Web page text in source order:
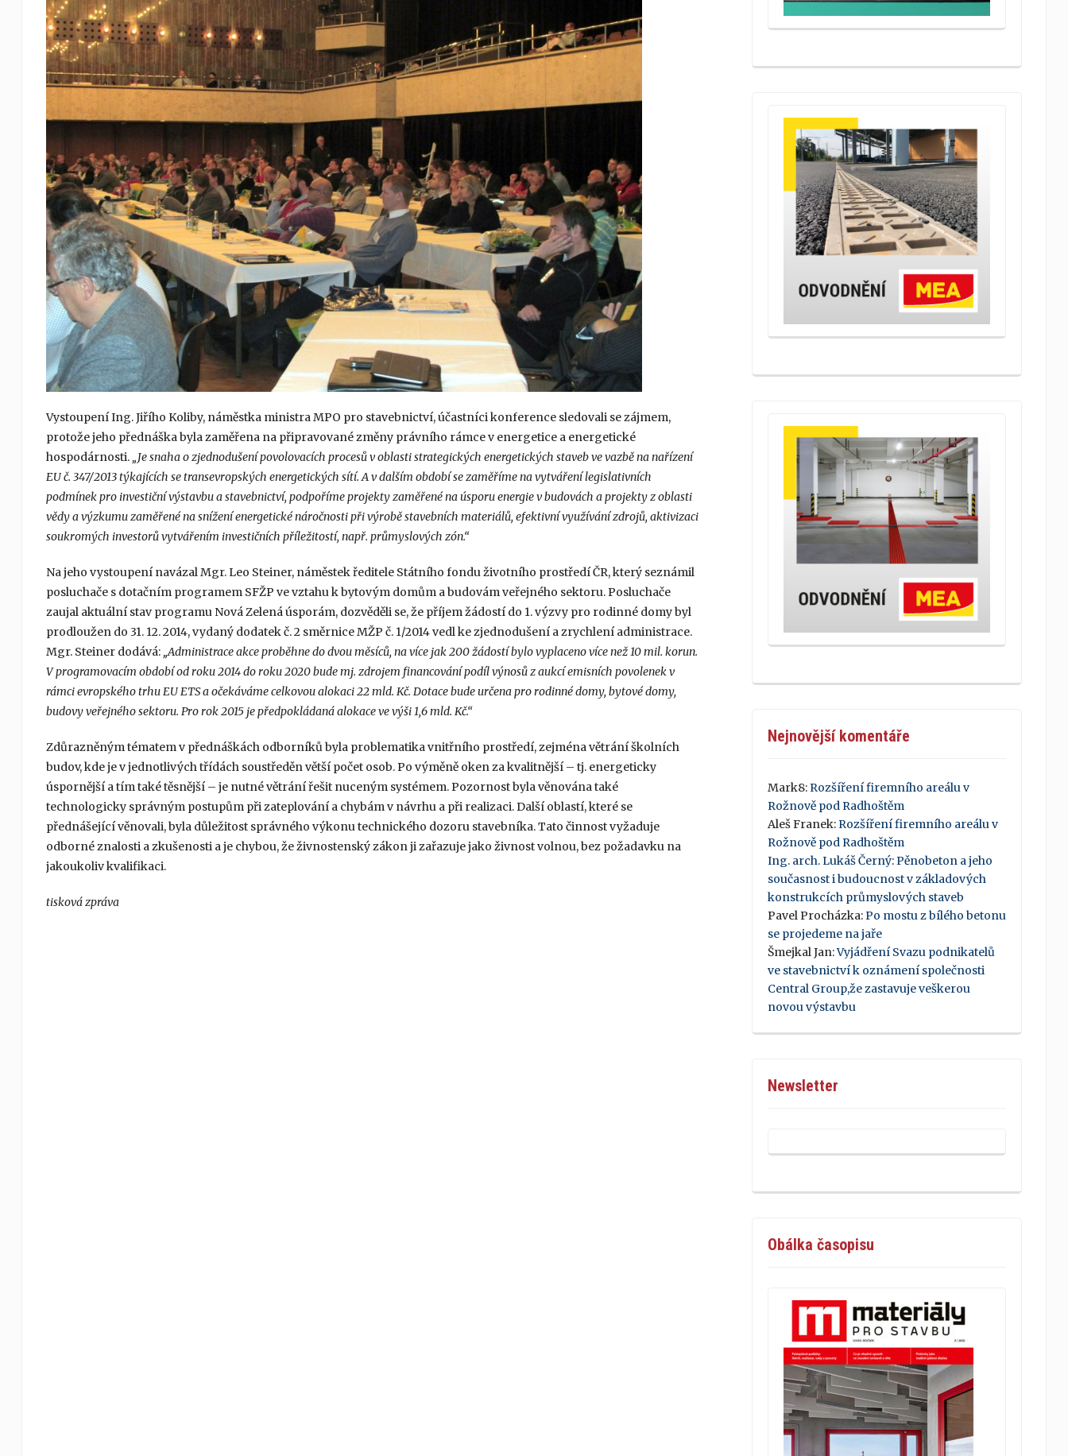
Vystoupení Ing. Jiřího Koliby, náměstka ministra MPO pro stavebnictví, účastníci konference sledovali se zájmem,
protože jeho přednáška byla zaměřena na připravované změny právního rámce v energetice a energetické
hospodárnosti. „Je snaha o zjednodušení povolovacích procesů v oblasti strategických energetických staveb ve vazbě na nařízení
EU č. 347/2013 týkajících se transevropských energetických sítí. A v dalším období se zaměříme na vytváření legislativních
podmínek pro investiční výstavbu a stavebnictví, podpoříme projekty zaměřené na úsporu energie v budovách a projekty z oblasti
vědy a výzkumu zaměřené na snížení energetické náročnosti při výrobě stavebních materiálů, efektivní využívání zdrojů, aktivizaci
soukromých investorů vytvářením investičních příležitostí, např. průmyslových zón.“
Na jeho vystoupení navázal Mgr. Leo Steiner, náměstek ředitele Státního fondu životního prostředí ČR, který seznámil
posluchače s dotačním programem SFŽP ve vztahu k bytovým domům a budovám veřejného sektoru. Posluchače
zaujal aktuální stav programu Nová Zelená úsporám, dozvěděli se, že příjem žádostí do 1. výzvy pro rodinné domy byl
prodloužen do 31. 12. 2014, vydaný dodatek č. 2 směrnice MŽP č. 1/2014 vedl ke zjednodušení a zrychlení administrace.
Mgr. Steiner dodává: „Administrace akce proběhne do dvou měsíců, na více jak 200 žádostí bylo vyplaceno více než 10 mil. korun.
V programovacím období od roku 2014 do roku 2020 bude mj. zdrojem financování podíl výnosů z aukcí emisních povolenek v
rámci evropského trhu EU ETS a očekáváme celkovou alokaci 22 mld. Kč. Dotace bude určena pro rodinné domy, bytové domy,
budovy veřejného sektoru. Pro rok 2015 je předpokládaná alokace ve výši 1,6 mld. Kč.“
Zdůrazněným tématem v přednáškách odborníků byla problematika vnitřního prostředí, zejména větrání školních
budov, kde je v jednotlivých třídách soustředěn větší počet osob. Po výměně oken za kvalitnější – tj. energeticky
úspornější a tím také těsnější – je nutné větrání řešit nuceným systémem. Pozornost byla věnována také
technologicky správným postupům při zateplování a chybám v návrhu a při realizaci. Další oblastí, které se
přednášející věnovali, byla důležitost správného výkonu technického dozoru stavebníka. Tato činnost vyžaduje
odborné znalosti a zkušenosti a je chybou, že živnostenský zákon ji zařazuje jako živnost volnou, bez požadavku na
jakoukoliv kvalifikaci.
tisková zpráva
Nejnovější komentáře
Mark8:Rozšíření firemního areálu v
Rožnově pod Radhoštěm
Aleš Franek:Rozšíření firemního areálu v
Rožnově pod Radhoštěm
Ing. arch. Lukáš Černý:Pěnobeton a jeho
současnost i budoucnost v základových
konstrukcích průmyslových staveb
Pavel Procházka:Po mostu z bílého betonu
se projedeme na jaře
Šmejkal Jan:Vyjádření Svazu podnikatelů
ve stavebnictví k oznámení společnosti
Central Group,že zastavuje veškerou
novou výstavbu
Newsletter
Obálka časopisu